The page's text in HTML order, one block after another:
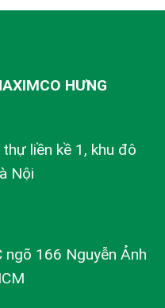
HƯNG
liền kề 1, khu đô
Nội
ngõ 166 Nguyễn Ảnh